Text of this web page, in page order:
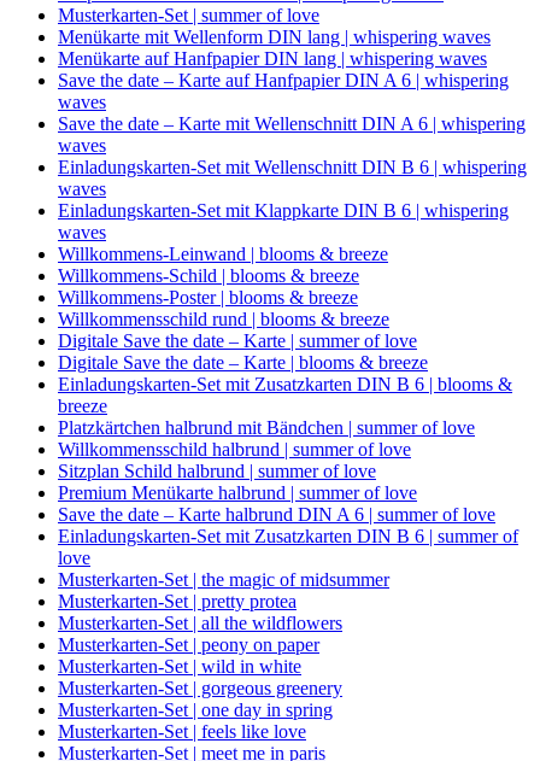
Musterkarten-Set | summer of love
Menükarte mit Wellenform DIN lang | whispering waves
Menükarte auf Hanfpapier DIN lang | whispering waves
Save the date – Karte auf Hanfpapier DIN A 6 | whispering
waves
Save the date – Karte mit Wellenschnitt DIN A 6 | whispering
waves
Einladungskarten-Set mit Wellenschnitt DIN B 6 | whispering
waves
Einladungskarten-Set mit Klappkarte DIN B 6 | whispering
waves
Willkommens-Leinwand | blooms & breeze
Willkommens-Schild | blooms & breeze
Willkommens-Poster | blooms & breeze
Willkommensschild rund | blooms & breeze
Digitale Save the date – Karte | summer of love
Digitale Save the date – Karte | blooms & breeze
Einladungskarten-Set mit Zusatzkarten DIN B 6 | blooms &
breeze
Platzkärtchen halbrund mit Bändchen | summer of love
Willkommensschild halbrund | summer of love
Sitzplan Schild halbrund | summer of love
Premium Menükarte halbrund | summer of love
Save the date – Karte halbrund DIN A 6 | summer of love
Einladungskarten-Set mit Zusatzkarten DIN B 6 | summer of
love
Musterkarten-Set | the magic of midsummer
Musterkarten-Set | pretty protea
Musterkarten-Set | all the wildflowers
Musterkarten-Set | peony on paper
Musterkarten-Set | wild in white
Musterkarten-Set | gorgeous greenery
Musterkarten-Set | one day in spring
Musterkarten-Set | feels like love
Musterkarten-Set | meet me in paris